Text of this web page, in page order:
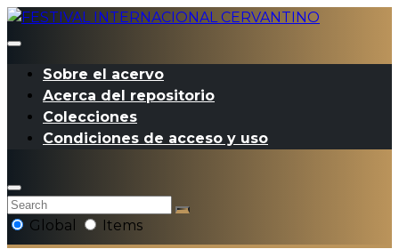
Sobre el acervo
Acerca del repositorio
Colecciones
Condiciones de acceso y uso
Global
Items